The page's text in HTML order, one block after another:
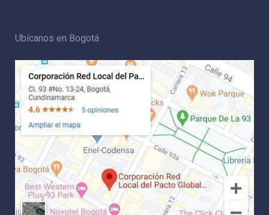
Ubícanos en Bogotá